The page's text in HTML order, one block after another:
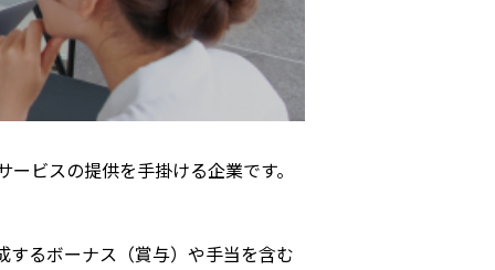
ビスの提供を手掛ける企業です。
るボーナス（賞与）や手当を含む